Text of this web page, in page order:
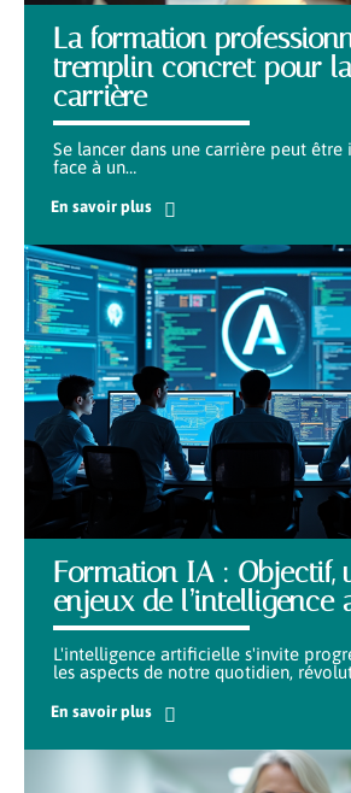
La formation
tremplin concret pour
carrière
Se lancer dans une carrière peut
face à un…
En savoir plus
Formation IA : Objectif,
enjeux de l’intelligence
L'intelligence artificielle s'invite
les aspects de notre quotidien,
En savoir plus